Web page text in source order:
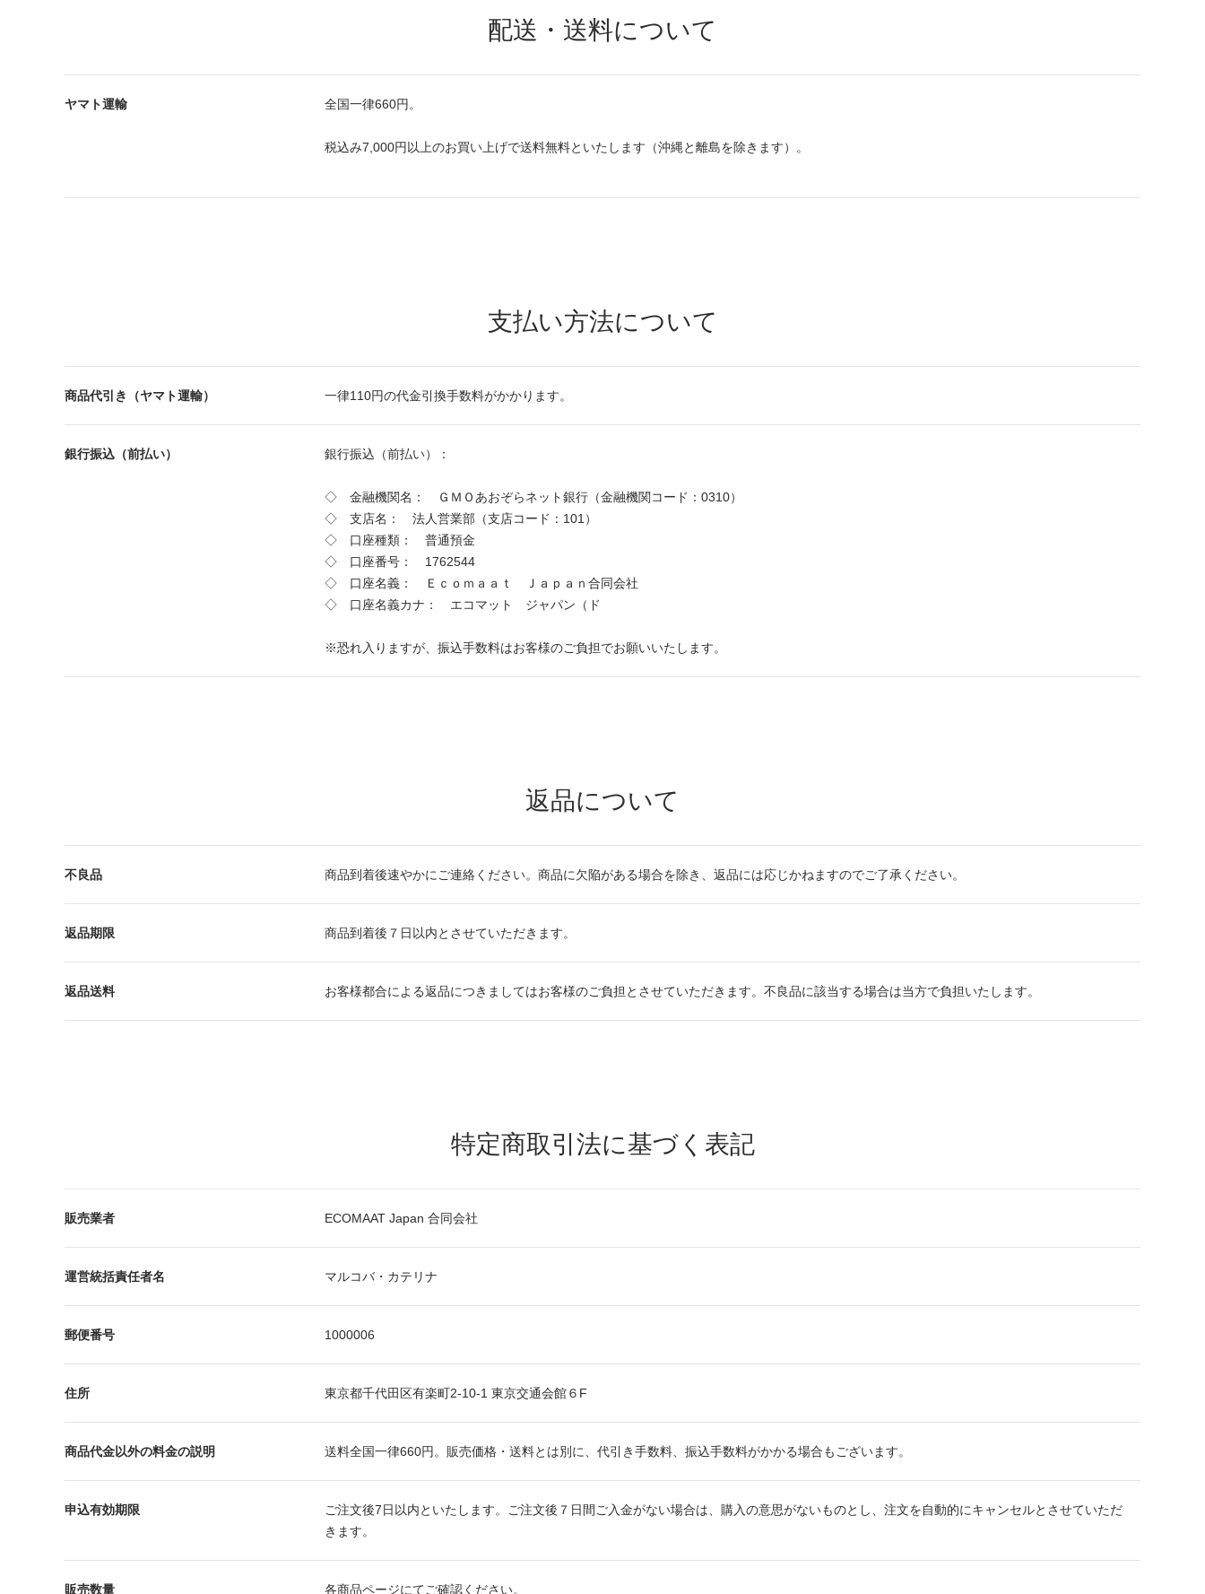
配送・送料について
ヤマト運輸 全国一律660円。
税込み7,000円以上のお買い上げで送料無料といたします（沖縄と離島を除きます）。
支払い方法について
商品代引き（ヤマト運輸） 一律110円の代金引換手数料がかかります。
銀行振込（前払い） 銀行振込（前払い）：
◇ 金融機関名： ＧＭＯあおぞらネット銀行（金融機関コード：0310）
◇ 支店名： 法人営業部（支店コード：101）
◇ 口座種類： 普通預金
◇ 口座番号： 1762544
◇ 口座名義： Ｅｃｏｍａａｔ Ｊａｐａｎ合同会社
◇ 口座名義カナ： エコマット ジャパン（ド
※恐れ入りますが、振込手数料はお客様のご負担でお願いいたします。
返品について
不良品 商品到着後速やかにご連絡ください。商品に欠陥がある場合を除き、返品には応じかねますのでご了承ください。
返品期限 商品到着後７日以内とさせていただきます。
返品送料 お客様都合による返品につきましてはお客様のご負担とさせていただきます。不良品に該当する場合は当方で負担いたします。
特定商取引法に基づく表記
販売業者 ECOMAAT Japan 合同会社
運営統括責任者名 マルコバ・カテリナ
郵便番号 1000006
住所 東京都千代田区有楽町2-10-1 東京交通会館６F
商品代金以外の料金の説明 送料全国一律660円。販売価格・送料とは別に、代引き手数料、振込手数料がかかる場合もございます。
申込有効期限
ご注文後7日以内といたします。ご注文後７日間ご入金がない場合は、購入の意思がないものとし、注文を自動的にキャンセルとさせていただ
きます。
販売数量 各商品ページにてご確認ください。